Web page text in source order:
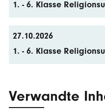
1. - 6. Klasse
27.10.2026
1. - 6. Klasse
Verwandte